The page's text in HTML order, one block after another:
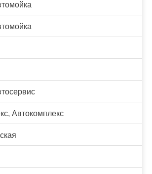
Автокомплекс